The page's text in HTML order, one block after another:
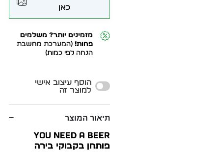
כאן
מזמינים יותר? משלמים
פחות! (המערכת מחשבת
הנחה לפי כמות)
הוסף עיצוב אישי
למוצר זה
תיאור המוצר
YOU NEED A BEER
פותחן בקבוקי בירה